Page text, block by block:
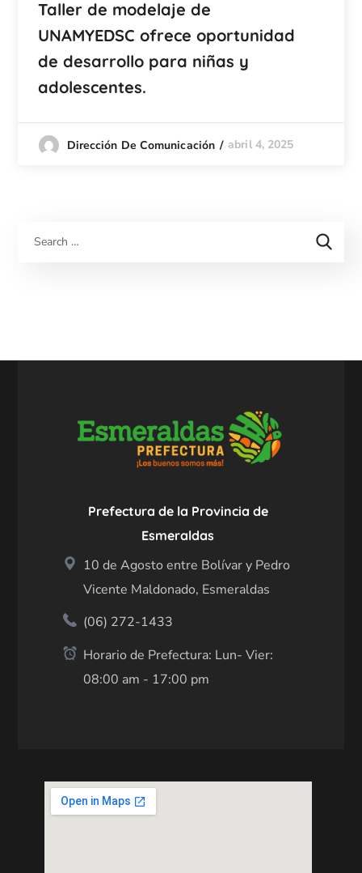
Taller de modelaje de
UNAMYEDSC ofrece oportunidad
de desarrollo para niñas y
adolescentes.
Dirección De Comunicación abril 4, 2025
Prefectura de la Provincia de
Esmeraldas
10 de Agosto entre Bolívar y Pedro
Vicente Maldonado, Esmeraldas
(06) 272-1433
Horario de Prefectura: Lun- Vier:
08:00 am - 17:00 pm